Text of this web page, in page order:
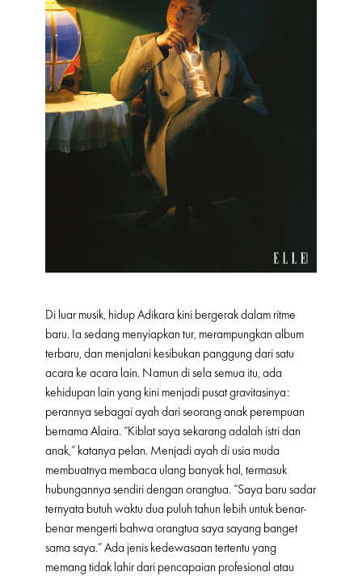
Di luar musik, hidup Adikara kini bergerak dalam ritme
baru. Ia sedang menyiapkan tur, merampungkan album
terbaru, dan menjalani kesibukan panggung dari satu
acara ke acara lain. Namun di sela semua itu, ada
kehidupan lain yang kini menjadi pusat gravitasinya:
perannya sebagai ayah dari seorang anak perempuan
bernama Alaira. “Kiblat saya sekarang adalah istri dan
anak,” katanya pelan. Menjadi ayah di usia muda
membuatnya membaca ulang banyak hal, termasuk
hubungannya sendiri dengan orangtua. “Saya baru sadar
ternyata butuh waktu dua puluh tahun lebih untuk benar-
benar mengerti bahwa orangtua saya sayang banget
sama saya.” Ada jenis kedewasaan tertentu yang
memang tidak lahir dari pencapaian profesional atau